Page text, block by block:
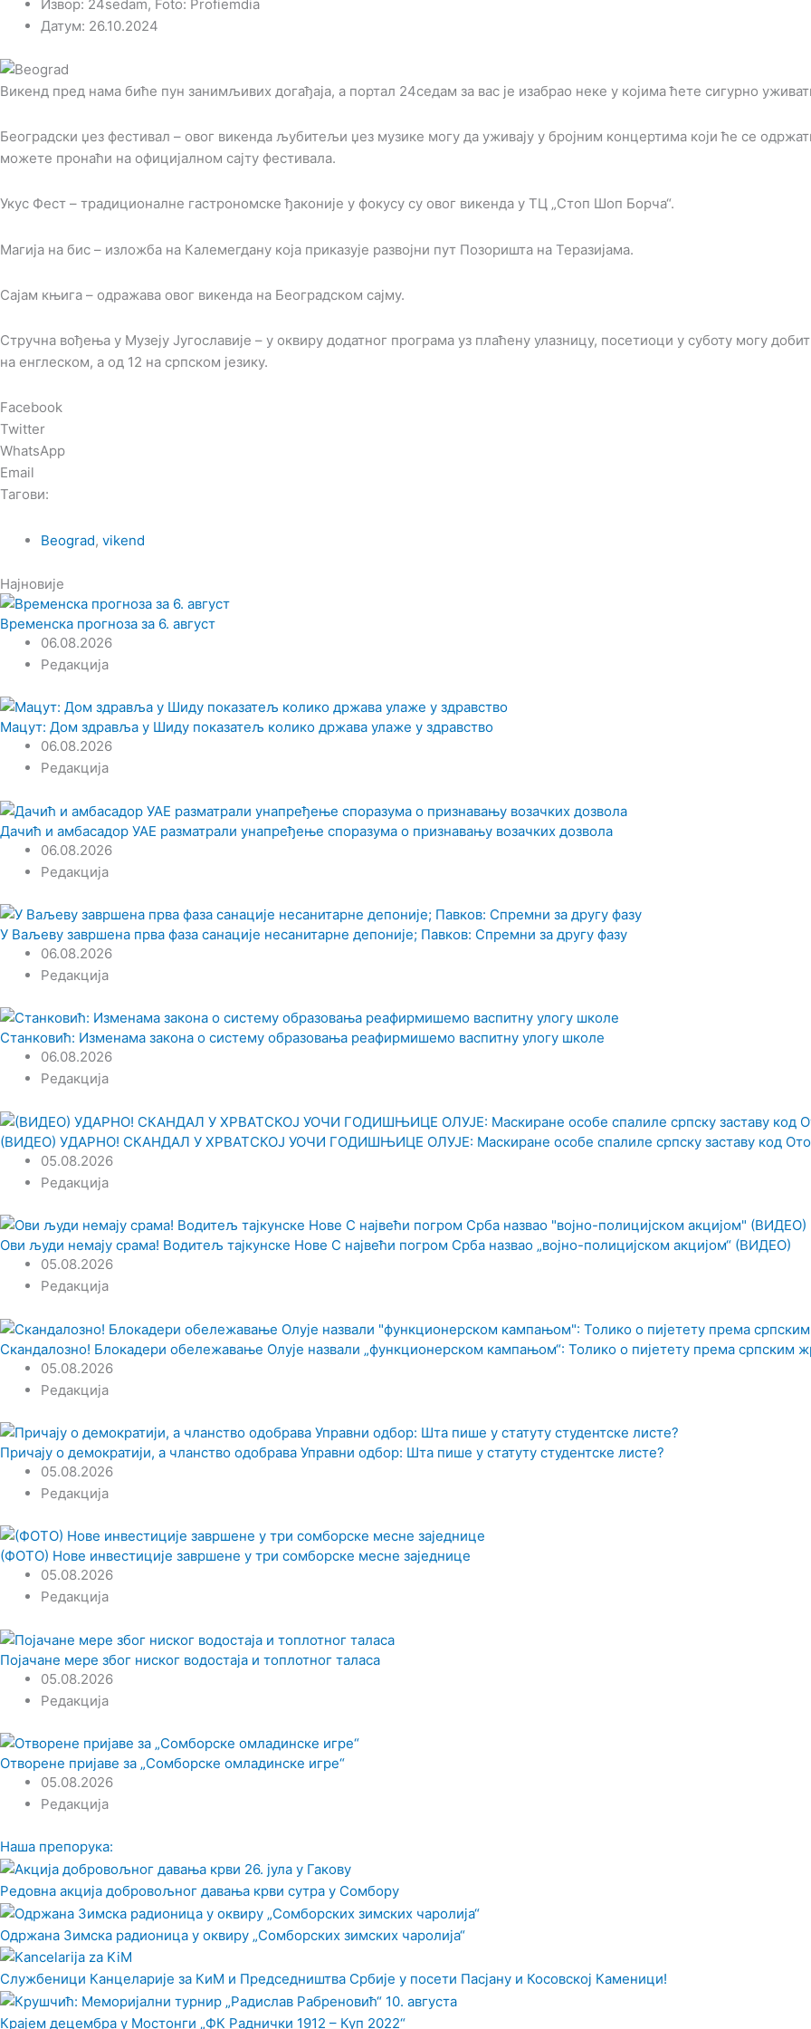
Извор: 24sedam, Foto: Profiemdia
Датум: 26.10.2024
Викенд пред нама биће пун занимљивих догађаја, а портал 24седам за вас је изабрао неке у којима ћете сигурно
Београдски џез фестивал – овог викенда љубитељи џез музике могу да уживају у бројним концертима који ће се
можете пронаћи на официјалном сајту фестивала.
Укус Фест – традиционалне гастрономске ђаконије у фокусу су овог викенда у ТЦ „Стоп Шоп Борча“.
Магија на бис – изложба на Калемегдану која приказује развојни пут Позоришта на Теразијама.
Сајам књига – одражава овог викенда на Београдском сајму.
Стручна вођења у Музеју Југославије – у оквиру додатног програма уз плаћену улазницу, посетиоци у суботу могу
на енглеском, а од 12 на српском језику.
Facebook
Twitter
WhatsApp
Email
Тагови:
Beograd, vikend
Најновије
Временска прогноза за 6. август
06.08.2026
Редакција
Мацут: Дом здравља у Шиду показатељ колико држава улаже у здравство
06.08.2026
Редакција
Дачић и амбасадор УАЕ разматрали унапређење споразума о признавању возачких дозвола
06.08.2026
Редакција
У Ваљеву завршена прва фаза санације несанитарне депоније; Павков: Спремни за другу фазу
06.08.2026
Редакција
Станковић: Изменама закона о систему образовања реафирмишемо васпитну улогу школе
06.08.2026
Редакција
(ВИДЕО) УДАРНО! СКАНДАЛ У ХРВАТСКОЈ УОЧИ ГОДИШЊИЦЕ ОЛУЈЕ: Маскиране особе спалиле српску заставу код
05.08.2026
Редакција
Ови људи немају срама! Водитељ тајкунске Нове С највећи погром Срба назвао „војно-полицијском акцијом“ (ВИДЕО)
05.08.2026
Редакција
Скандалозно! Блокадери обележавање Олује назвали „функционерском кампањом“: Толико о пијетету према српским
05.08.2026
Редакција
Причају о демократији, а чланство одобрава Управни одбор: Шта пише у статуту студентске листе?
05.08.2026
Редакција
(ФОТО) Нове инвестиције завршене у три сомборске месне заједнице
05.08.2026
Редакција
Појачане мере због ниског водостаја и топлотног таласа
05.08.2026
Редакција
Отворене пријаве за „Сомборске омладинске игре“
05.08.2026
Редакција
Наша препорука:
Редовна акција добровољног давања крви сутра у Сомбору
Одржана Зимска радионица у оквиру „Сомборских зимских чаролија“
Службеници Канцеларије за КиМ и Председништва Србије у посети Пасјану и Косовској Каменици!
Крајем децембра у Мостонги „ФК Раднички 1912 – Куп 2022“